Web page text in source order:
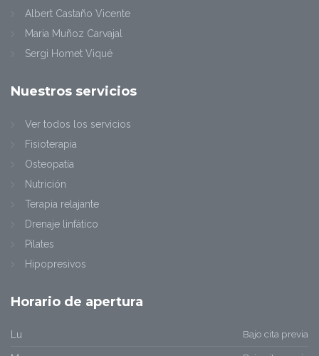
Albert Castaño Vicente
Maria Muñoz Carvajal
Sergi Homet Viqué
Nuestros servicios
Ver todos los servicios
Fisioterapia
Osteopatía
Nutrición
Terapia relajante
Drenaje linfático
Pilates
Hipopresivos
Horario de apertura
Lu Bajo cita previa